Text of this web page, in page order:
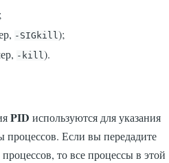
-SIGkill );
-kill ).
PID используются для указания
процессов. Если вы передадите
то все процессы в этой